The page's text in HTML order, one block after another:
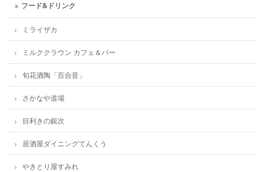
フード&ドリンク
ミライザカ
ミルククラウン カフェ＆バー
旬花酒陶「百合音」
さかなや道場
目利きの銀次
居酒屋ダイニングてんくう
やきとり屋すみれ